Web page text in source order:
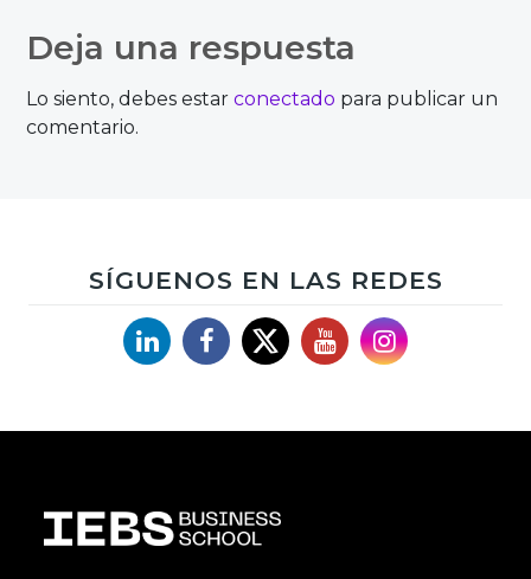
de
entradas
Deja una respuesta
Lo siento, debes estarconectado para publicar un
comentario.
SÍGUENOS EN LAS REDES
LinkedinFacebook
X YouTubeInstagram